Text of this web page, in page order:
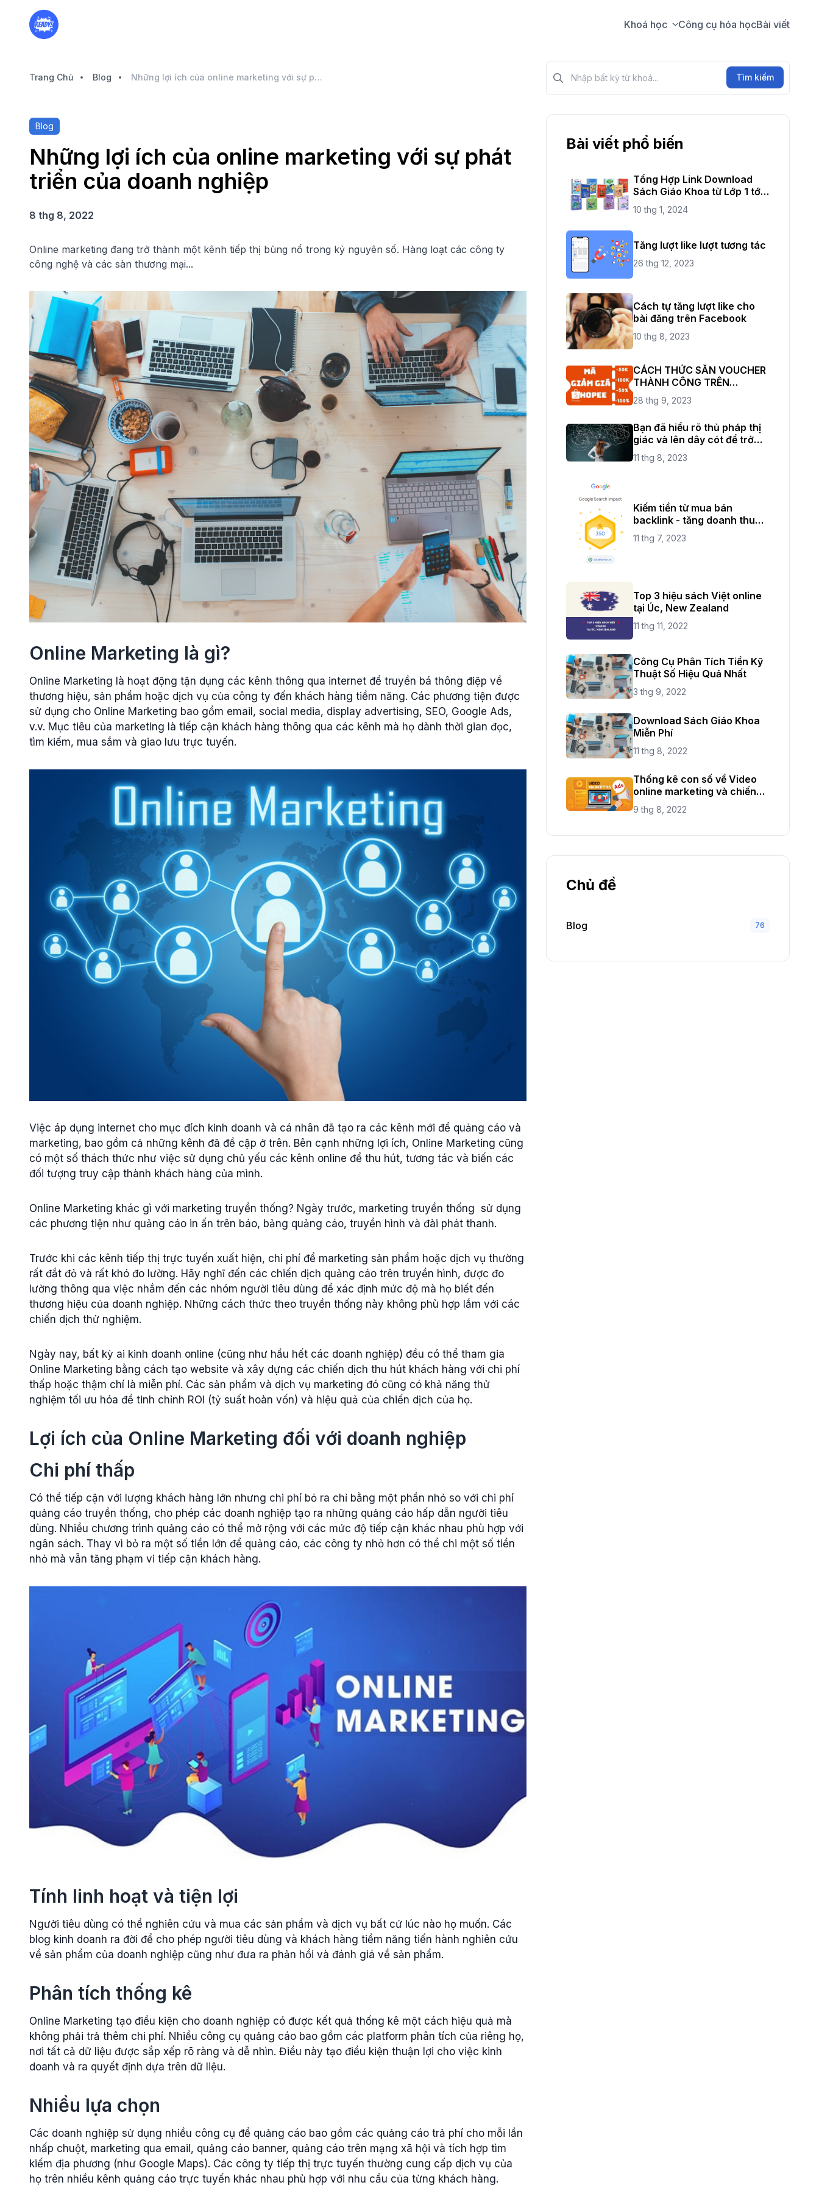
Khoá học Công cụ hóa họcBài viết
Trang Chủ Blog Những lợi ích của online marketing với sự phát triển của doanh nghiệp
Blog
Những lợi ích của online marketing với sự phát
triển của doanh nghiệp
8 thg 8, 2022
Online marketing đang trở thành một kênh tiếp thị bùng nổ trong kỷ nguyên số. Hàng loạt các công ty
công nghệ và các sàn thương mại...
Online Marketing là gì?
Online Marketing là hoạt động tận dụng các kênh thông qua internet để truyền bá thông điệp về
thương hiệu, sản phẩm hoặc dịch vụ của công ty đến khách hàng tiềm năng. Các phương tiện được
sử dụng cho Online Marketing bao gồm email, social media, display advertising, SEO, Google Ads,
v.v. Mục tiêu của marketing là tiếp cận khách hàng thông qua các kênh mà họ dành thời gian đọc,
tìm kiếm, mua sắm và giao lưu trực tuyến.
Việc áp dụng internet cho mục đích kinh doanh và cá nhân đã tạo ra các kênh mới để quảng cáo và
marketing, bao gồm cả những kênh đã đề cập ở trên. Bên cạnh những lợi ích, Online Marketing cũng
có một số thách thức như việc sử dụng chủ yếu các kênh online để thu hút, tương tác và biến các
đối tượng truy cập thành khách hàng của mình.
Online Marketing khác gì với marketing truyền thống? Ngày trước, marketing truyền thống sử dụng
các phương tiện như quảng cáo in ấn trên báo, bảng quảng cáo, truyền hình và đài phát thanh.
Trước khi các kênh tiếp thị trực tuyến xuất hiện, chi phí để marketing sản phẩm hoặc dịch vụ thường
rất đắt đỏ và rất khó đo lường. Hãy nghĩ đến các chiến dịch quảng cáo trên truyền hình, được đo
lường thông qua việc nhắm đến các nhóm người tiêu dùng để xác định mức độ mà họ biết đến
thương hiệu của doanh nghiệp. Những cách thức theo truyền thống này không phù hợp lắm với các
chiến dịch thử nghiệm.
Ngày nay, bất kỳ ai kinh doanh online (cũng như hầu hết các doanh nghiệp) đều có thể tham gia
Online Marketing bằng cách tạo website và xây dựng các chiến dịch thu hút khách hàng với chi phí
thấp hoặc thậm chí là miễn phí. Các sản phẩm và dịch vụ marketing đó cũng có khả năng thử
nghiệm tối ưu hóa để tinh chỉnh ROI (tỷ suất hoàn vốn) và hiệu quả của chiến dịch của họ.
Lợi ích của Online Marketing đối với doanh nghiệp
Chi phí thấp
Có thể tiếp cận với lượng khách hàng lớn nhưng chi phí bỏ ra chỉ bằng một phần nhỏ so với chi phí
quảng cáo truyền thống, cho phép các doanh nghiệp tạo ra những quảng cáo hấp dẫn người tiêu
dùng. Nhiều chương trình quảng cáo có thể mở rộng với các mức độ tiếp cận khác nhau phù hợp với
ngân sách. Thay vì bỏ ra một số tiền lớn để quảng cáo, các công ty nhỏ hơn có thể chi một số tiền
nhỏ mà vẫn tăng phạm vi tiếp cận khách hàng.
Tính linh hoạt và tiện lợi
Người tiêu dùng có thể nghiên cứu và mua các sản phẩm và dịch vụ bất cứ lúc nào họ muốn. Các
blog kinh doanh ra đời để cho phép người tiêu dùng và khách hàng tiềm năng tiến hành nghiên cứu
về sản phẩm của doanh nghiệp cũng như đưa ra phản hồi và đánh giá về sản phẩm.
Phân tích thống kê
Online Marketing tạo điều kiện cho doanh nghiệp có được kết quả thống kê một cách hiệu quả mà
không phải trả thêm chi phí. Nhiều công cụ quảng cáo bao gồm các platform phân tích của riêng họ,
nơi tất cả dữ liệu được sắp xếp rõ ràng và dễ nhìn. Điều này tạo điều kiện thuận lợi cho việc kinh
doanh và ra quyết định dựa trên dữ liệu.
Nhiều lựa chọn
Các doanh nghiệp sử dụng nhiều công cụ để quảng cáo bao gồm các quảng cáo trả phí cho mỗi lần
nhấp chuột, marketing qua email, quảng cáo banner, quảng cáo trên mạng xã hội và tích hợp tìm
kiếm địa phương (như Google Maps). Các công ty tiếp thị trực tuyến thường cung cấp dịch vụ của
họ trên nhiều kênh quảng cáo trực tuyến khác nhau phù hợp với nhu cầu của từng khách hàng.
Tìm kiếm?>
Tìm kiếm
Bài viết phổ biến
Tổng Hợp Link Download
Sách Giáo Khoa từ Lớp 1 tới
Lớp 12
10 thg 1, 2024
Tăng lượt like lượt tương tác
26 thg 12, 2023
Cách tự tăng lượt like cho
bài đăng trên Facebook
10 thg 8, 2023
CÁCH THỨC SĂN VOUCHER
THÀNH CÔNG TRÊN
SHOPEE THỎA SỨC ĐAM MÊ
SHOPPING
28 thg 9, 2023
Bạn đã hiểu rõ thủ pháp thị
giác và lên dây cót để trở
thành một nhiếp ảnh chuyên
nghiệp rồi chứ?
11 thg 8, 2023
Kiếm tiền từ mua bán
backlink - tăng doanh thu
cho website của bạn
11 thg 7, 2023
Top 3 hiệu sách Việt online
tại Úc, New Zealand
11 thg 11, 2022
Công Cụ Phân Tích Tiền Kỹ
Thuật Số Hiệu Quả Nhất
3 thg 9, 2022
Download Sách Giáo Khoa
Miễn Phí
11 thg 8, 2022
Thống kê con số về Video
online marketing và chiến
lược mới năm 2021
9 thg 8, 2022
Chủ đề
Blog 76